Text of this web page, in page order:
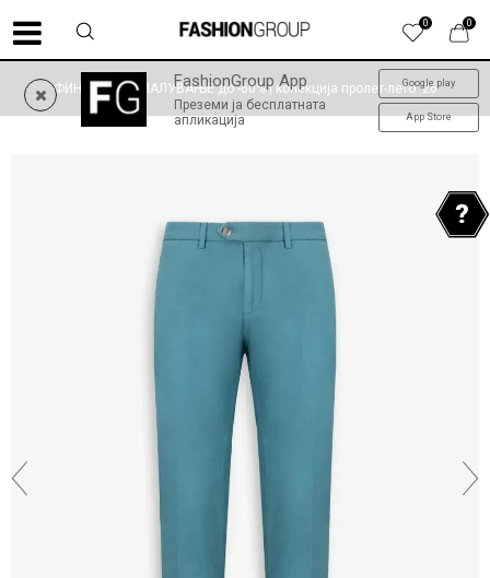
0
0
FashionGroup App
Преземи ја бесплатната
апликација
Google play
App Store
ФИНАЛНО НАМАЛУВАЊЕ до -60% | колекција пролет-лето '26